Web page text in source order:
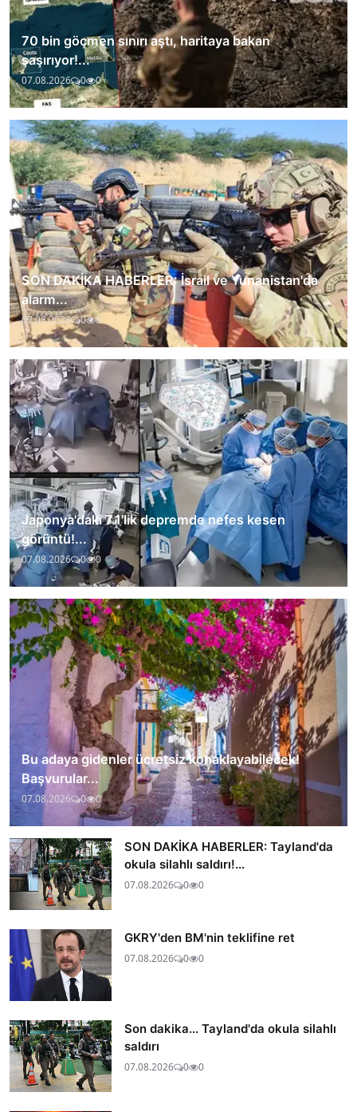
70 bin göçmen sınırı aştı, haritaya bakan
şaşırıyor!...
07.08.2026 0 0
SON DAKİKA HABERLER: İsrail ve Yunanistan'da
alarm...
07.08.2026 0 0
Japonya'daki 7.1'lik depremde nefes kesen
görüntü!...
07.08.2026 0 0
Bu adaya gidenler ücretsiz konaklayabilecek!
Başvurular...
07.08.2026 0 0
SON DAKİKA HABERLER: Tayland'da
okula silahlı saldırı!...
07.08.2026 0 0
GKRY'den BM'nin teklifine ret
07.08.2026 0 0
Son dakika... Tayland'da okula silahlı
saldırı
07.08.2026 0 0